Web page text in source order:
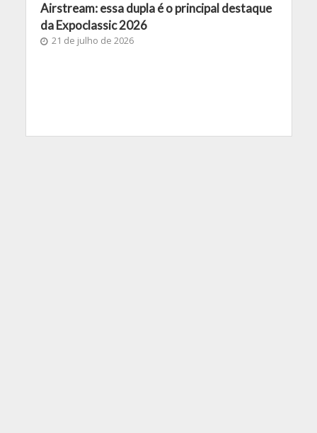
Airstream: essa dupla é o principal destaque
da Expoclassic 2026
21 de julho de 2026